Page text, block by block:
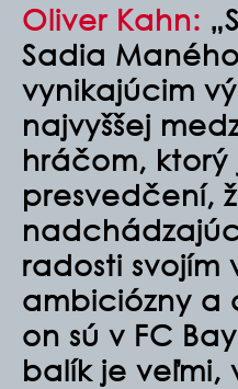
Oliver Kahn:
Sadia
vynikajúcim
najvyššej
hráčom, ktorý
presvedčení,
radosti svojím
ambiciózny a
on sú v FC
balík je veľmi,